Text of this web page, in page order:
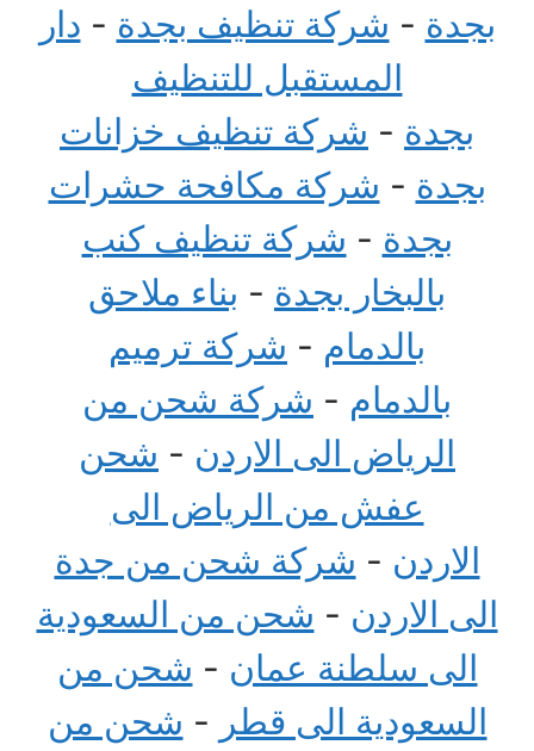
بجدة - شركة تنظيف بجدة - دار
المستقبل للتنظيف
بجدة - شركة تنظيف خزانات
بجدة - شركة مكافحة حشرات
بجدة - شركة تنظيف كنب
بالبخار بجدة - بناء ملاحق
بالدمام - شركة ترميم
بالدمام - شركة شحن من
الرياض الى الاردن - شحن
عفش من الرياض الى
الاردن - شركة شحن من جدة
الى الاردن - شحن من السعودية
الى سلطنة عمان - شحن من
السعودية الى قطر - شحن من